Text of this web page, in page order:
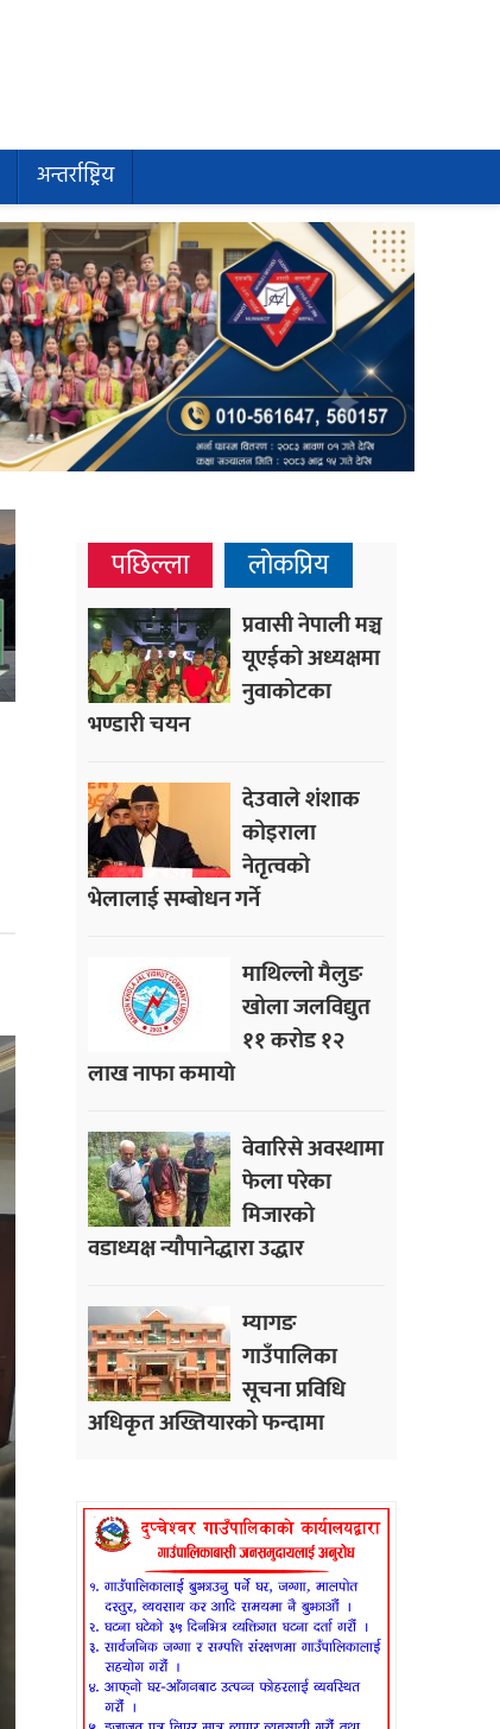
अन्तर्राष्ट्रिय
पछिल्ला लोकप्रिय
प्रवासी नेपाली मञ्च
यूएईको अध्यक्षमा
नुवाकोटका
भण्डारी चयन
देउवाले शंशाक
कोइराला
नेतृत्वको
भेलालाई सम्बोधन गर्ने
माथिल्लो मैलुङ
खोला जलविद्युत
११ करोड १२
लाख नाफा कमायाे
वेवारिसे अवस्थामा
फेला परेका
मिजारको
वडाध्यक्ष न्यौपानेद्धारा उद्धार
म्यागङ
गाउँपालिका
सूचना प्रविधि
अधिकृत अख्तियारको फन्दामा